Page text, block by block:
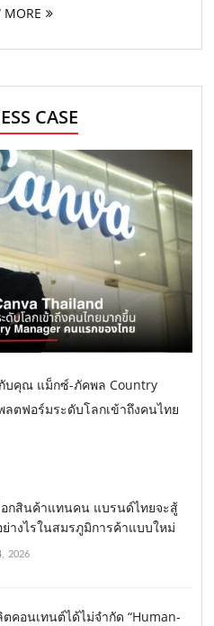
MORE
CASE
บคุณ แม็กซ์-ภัคพล Country
ตฟอร์มระดับโลกเข้าถึงคนไทย
อกสินค้าแทนคน แบรนด์ไทยจะสู้
างไรในสมรภูมิการค้าแบบใหม่
2026
ตคอนเทนต์ได้ไม่จำกัด “Human-